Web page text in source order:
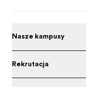
Nasze kampusy
Rekrutacja